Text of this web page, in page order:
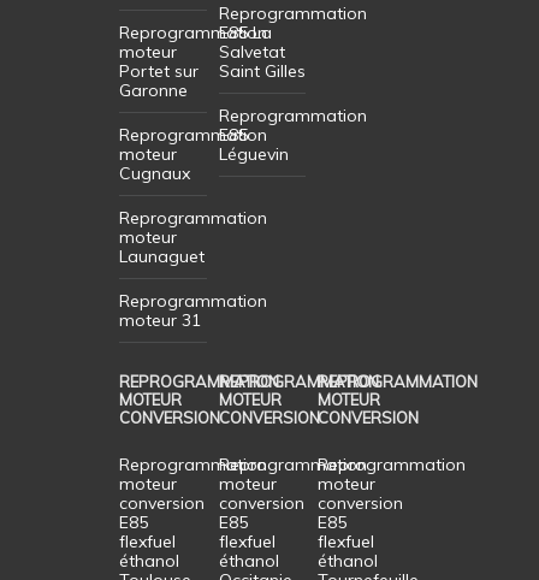
Reprogrammation
moteur
Portet sur
Garonne
Reprogrammation
moteur
Cugnaux
Reprogrammation
moteur
Launaguet
Reprogrammation
moteur 31
Reprogrammation
E85 La
Salvetat
Saint Gilles
Reprogrammation
E85
Léguevin
REPROGRAMMATION
MOTEUR
CONVERSION
Reprogrammation
moteur
conversion
E85
flexfuel
éthanol
REPROGRAMMATION
MOTEUR
CONVERSION
Reprogrammation
moteur
conversion
E85
flexfuel
éthanol
REPROGRAMMATION
MOTEUR
CONVERSION
Reprogrammation
moteur
conversion
E85
flexfuel
éthanol